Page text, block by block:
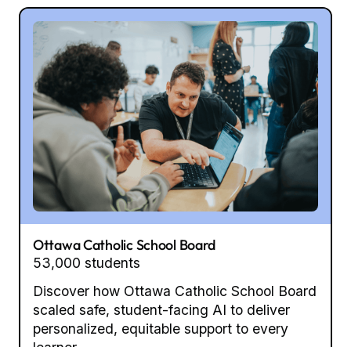
Ottawa Catholic School Board
53,000 students
Discover how Ottawa Catholic School Board
scaled safe, student-facing AI to deliver
personalized, equitable support to every